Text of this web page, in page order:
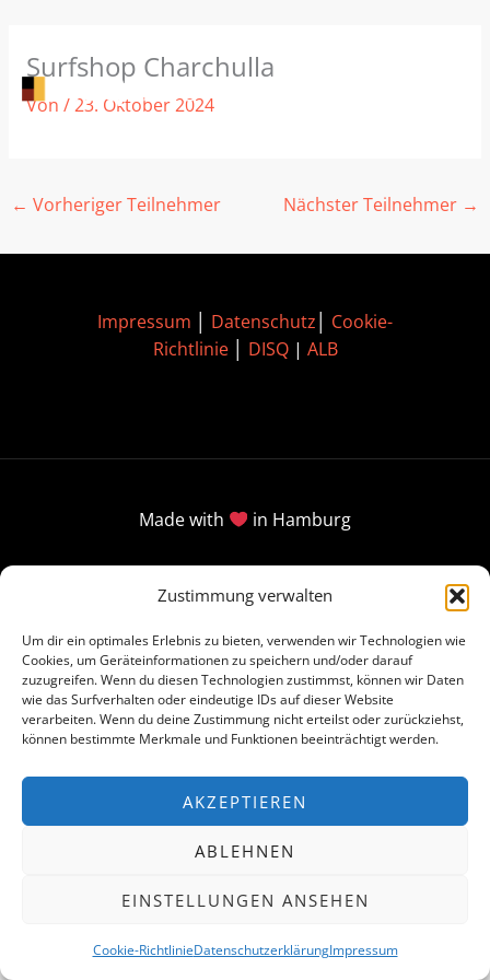
Zustimmung verwalten
Um dir ein optimales Erlebnis zu bieten, verwenden wir Technologien wie
Cookies, um Geräteinformationen zu speichern und/oder darauf
zuzugreifen. Wenn du diesen Technologien zustimmst, können wir Daten
wie das Surfverhalten oder eindeutige IDs auf dieser Website
verarbeiten. Wenn du deine Zustimmung nicht erteilst oder zurückziehst,
können bestimmte Merkmale und Funktionen beeinträchtigt werden.
AKZEPTIEREN
ABLEHNEN
EINSTELLUNGEN ANSEHEN
Cookie-RichtlinieDatenschutzerklärungImpressum
Inhalt
springen
Surfshop Charchulla
Von /23. Oktober 2024
← Vorheriger Teilnehmer Nächster Teilnehmer →
Impressum Datenschutz
Cookie-
Richtlinie│ DISQ| ALB
Made with in Hamburg